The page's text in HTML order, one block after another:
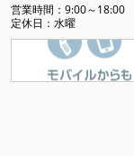
営業時間：9:00～18:00
定休日：水曜